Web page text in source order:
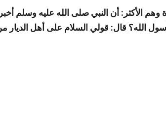
وهم الأكثر: أن النبي صلى الله عليه وسلم
الله؟ قال: قولي السلام على أهل الديار